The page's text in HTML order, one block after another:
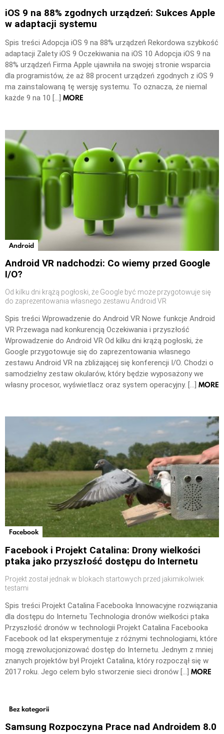
iOS 9 na 88% zgodnych urządzeń: Sukces Apple
w adaptacji systemu
Spis treści Adopcja iOS 9 na 88% urządzeń Rekordowa szybkość
adaptacji Zalety iOS 9 Oczekiwania na iOS 10 Adopcja iOS 9 na
88% urządzeń Firma Apple ujawniła na swojej stronie wsparcia
dla programistów, że aż 88 procent urządzeń zgodnych z iOS 9
ma zainstalowaną tę wersję systemu. To oznacza, że niemal
każde 9 na 10 […] MORE
Android
Android VR nadchodzi: Co wiemy przed Google
I/O?
Od kilku dni krążą pogłoski, że Google być może przygotowuje się
do zaprezentowania własnego zestawu Android VR
Spis treści Wprowadzenie do Android VR Nowe funkcje Android
VR Przewaga nad konkurencją Oczekiwania i przyszłość
Wprowadzenie do Android VR Od kilku dni krążą pogłoski, że
Google przygotowuje się do zaprezentowania własnego
zestawu Android VR na zbliżającej się konferencji I/O. Chodzi o
samodzielny zestaw okularów, który będzie wyposażony we
własny procesor, wyświetlacz oraz system operacyjny. […] MORE
Facebook
Facebook i Projekt Catalina: Drony wielkości
ptaka jako przyszłość dostępu do Internetu
Projekt został jednak w blokach startowych przed jakimikolwiek
testami
Spis treści Projekt Catalina Facebooka Innowacyjne rozwiązania
dla dostępu do Internetu Technologia dronów wielkości ptaka
Przyszłość dronów w technologii Projekt Catalina Facebooka
Facebook od lat eksperymentuje z różnymi technologiami, które
mogą zrewolucjonizować dostęp do Internetu. Jednym z mniej
znanych projektów był Projekt Catalina, który rozpoczął się w
2017 roku. Jego celem było stworzenie sieci dronów […] MORE
Bez kategorii
Samsung Rozpoczyna Prace nad Androidem 8.0